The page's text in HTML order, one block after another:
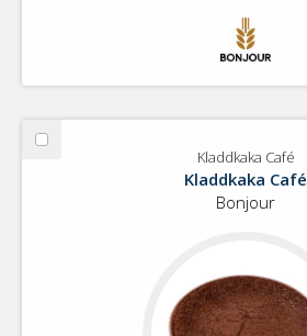
Välj
Kladdkaka Café
Kladdkaka Café
Bonjour